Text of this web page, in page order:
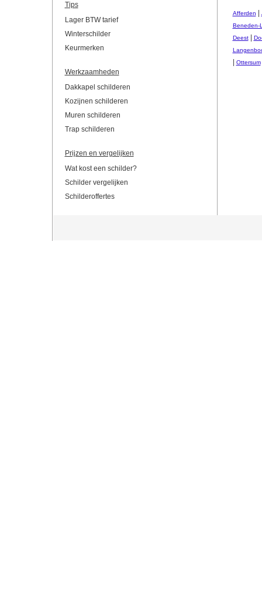
Tips
Lager BTW tarief
Winterschilder
Keurmerken
Werkzaamheden
Dakkapel schilderen
Kozijnen schilderen
Muren schilderen
Trap schilderen
Prijzen en vergelijken
Wat kost een schilder?
Schilder vergelijken
Schilderoffertes
Afferden
Beneden-
Deest|
Ottersum